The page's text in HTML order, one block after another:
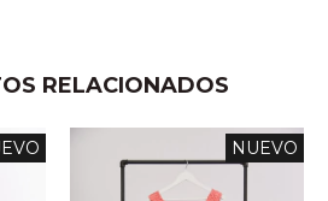
RELACIONADOS
NUEVO